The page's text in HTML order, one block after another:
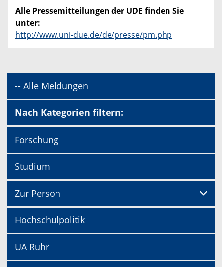
Alle Pressemitteilungen der UDE finden Sie
unter:
http://www.uni-due.de/de/presse/pm.php
-- Alle Meldungen
Nach Kategorien filtern:
Forschung
Studium
Zur Person
Hochschulpolitik
UA Ruhr